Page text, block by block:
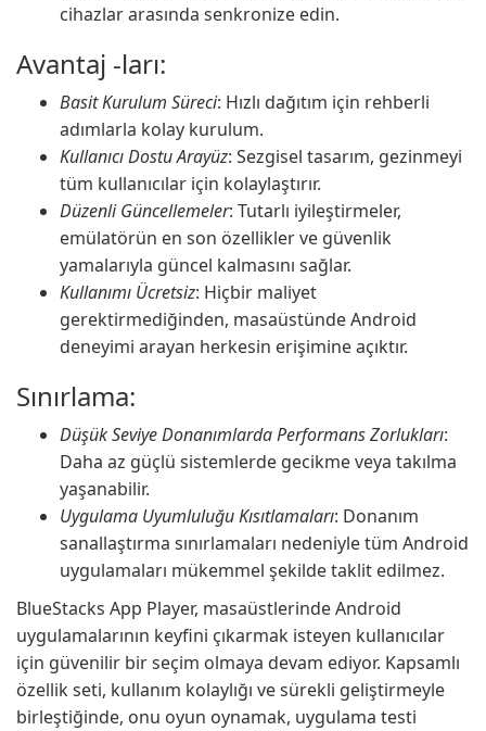
cihazlar arasında senkronize edin.
Avantaj -ları:
Basit Kurulum Süreci: Hızlı dağıtım için rehberli
adımlarla kolay kurulum.
Kullanıcı Dostu Arayüz: Sezgisel tasarım, gezinmeyi
tüm kullanıcılar için kolaylaştırır.
Düzenli Güncellemeler: Tutarlı iyileştirmeler,
emülatörün en son özellikler ve güvenlik
yamalarıyla güncel kalmasını sağlar.
Kullanımı Ücretsiz: Hiçbir maliyet
gerektirmediğinden, masaüstünde Android
deneyimi arayan herkesin erişimine açıktır.
Sınırlama:
Düşük Seviye Donanımlarda Performans Zorlukları:
Daha az güçlü sistemlerde gecikme veya takılma
yaşanabilir.
Uygulama Uyumluluğu Kısıtlamaları: Donanım
sanallaştırma sınırlamaları nedeniyle tüm Android
uygulamaları mükemmel şekilde taklit edilmez.
BlueStacks App Player, masaüstlerinde Android
uygulamalarının keyfini çıkarmak isteyen kullanıcılar
için güvenilir bir seçim olmaya devam ediyor. Kapsamlı
özellik seti, kullanım kolaylığı ve sürekli geliştirmeyle
birleştiğinde, onu oyun oynamak, uygulama testi